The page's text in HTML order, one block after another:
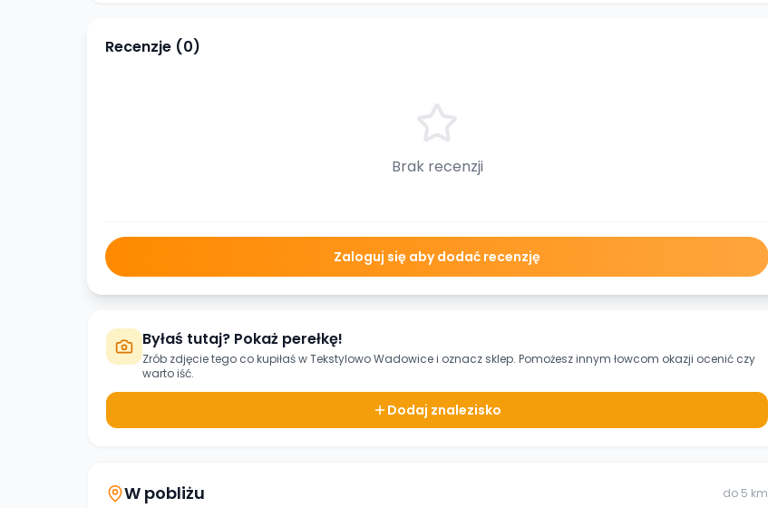
Recenzje (0)
Brak recenzji
Zaloguj się aby dodać recenzję
Byłaś tutaj? Pokaż perełkę!
Zrób zdjęcie tego co kupiłaś wTekstylowo Wadowicei oznacz sklep. Pomożesz innym łowcom okazji ocenić czy
warto iść.
Dodaj znalezisko
W pobliżu do 5 km